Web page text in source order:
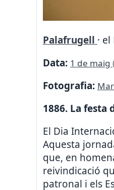
Palafrugell ·
Data: 1 de maig
Fotografia:
1886. La festa
El Dia
Aquesta
que, en
reivindicació
patronal i els